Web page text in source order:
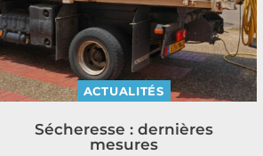
ACTUALITÉS
Sécheresse : dernières
mesures